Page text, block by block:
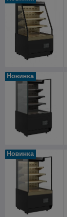
Новинка
Новинка